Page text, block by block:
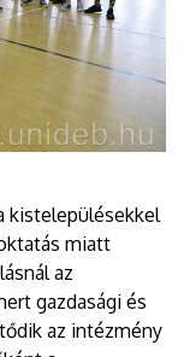
kistelepülésekkel
miatt
az
gazdasági és
az intézmény